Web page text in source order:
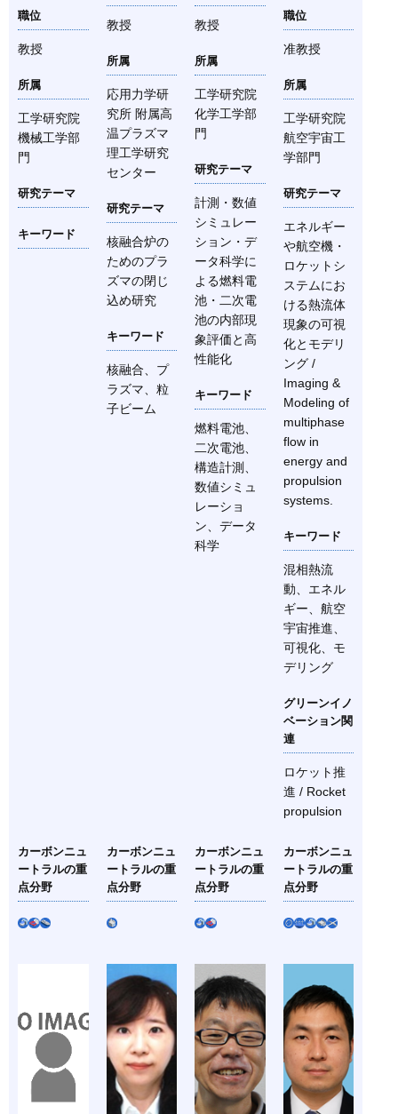
職位
教授
所属
工学研究院
機械工学部
門
研究テーマ
キーワード
カーボンニュ
ートラルの重
点分野
教授
所属
応用力学研
究所 附属高
温プラズマ
理工学研究
センター
研究テーマ
核融合炉の
ためのプラ
ズマの閉じ
込め研究
キーワード
核融合、プ
ラズマ、粒
子ビーム
カーボンニュ
ートラルの重
点分野
教授
所属
工学研究院
化学工学部
門
研究テーマ
計測・数値
シミュレー
ション・デ
ータ科学に
よる燃料電
池・二次電
池の内部現
象評価と高
性能化
キーワード
燃料電池、
二次電池、
構造計測、
数値シミュ
レーショ
ン、データ
科学
カーボンニュ
ートラルの重
点分野
職位
准教授
所属
工学研究院
航空宇宙工
学部門
研究テーマ
エネルギー
や航空機・
ロケットシ
ステムにお
ける熱流体
現象の可視
化とモデリ
ング /
Imaging &
Modeling of
multiphase
flow in
energy and
propulsion
systems.
キーワード
混相熱流
動、エネル
ギー、航空
宇宙推進、
可視化、モ
デリング
グリーンイノ
ベーション関
連
ロケット推
進 / Rocket
propulsion
カーボンニュ
ートラルの重
点分野